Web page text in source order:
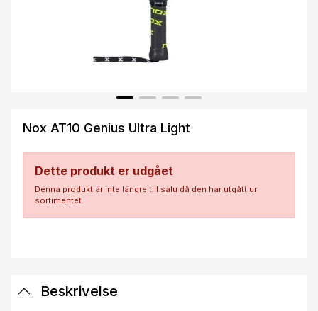
Nox AT10 Genius Ultra Light
Dette produkt er udgået
Denna produkt är inte längre till salu då den har utgått ur
sortimentet.
Beskrivelse